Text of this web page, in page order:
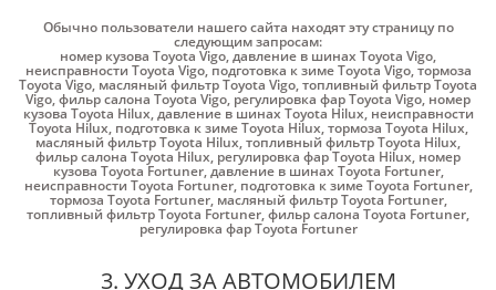
Обычно пользователи нашего сайта находят эту страницу по
следующим запросам:
номер кузова Toyota Vigo,давление в шинах Toyota Vigo,
неисправности Toyota Vigo,подготовка к зиме Toyota Vigo,тормоза
Toyota Vigo, масляный фильтр Toyota Vigo,топливный фильтр Toyota
Vigo,фильр салона Toyota Vigo, регулировка фар Toyota Vigo,номер
кузова Toyota Hilux,давление в шинах Toyota Hilux, неисправности
Toyota Hilux, подготовка к зиме Toyota Hilux,тормоза Toyota Hilux,
масляный фильтр Toyota Hilux,топливный фильтр Toyota Hilux,
фильр салона Toyota Hilux, регулировка фар Toyota Hilux, номер
кузова Toyota Fortuner,давление в шинах Toyota Fortuner,
неисправности Toyota Fortuner, подготовка к зиме Toyota Fortuner,
тормоза Toyota Fortuner, масляный фильтр Toyota Fortuner,
топливный фильтр Toyota Fortuner,фильр салона Toyota Fortuner,
регулировка фар Toyota Fortuner
3. УХОД ЗА АВТОМОБИЛЕМ